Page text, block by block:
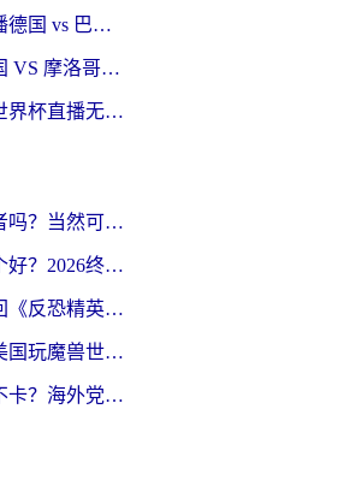
在海外看世界杯直播德国 vs 巴拉圭当前IP受限制？这篇指南帮你轻松解决地区限制
在国外看世界杯法国 VS 摩洛哥仅限中国大陆？别让地域限制拦下你的欢呼
在澳大利亚看抖音世界杯直播无法播放？海外党体育观赛终极指南来了！
身在国外可以玩王者吗？当然可以，但你需要这份“加速”指南
海外游戏加速器哪个好？2026终极指南帮你畅玩国服+解决卡顿难题
身在海外，如何找回《反恐精英：全球攻势》国服的丝滑手感？一份给你的终极指南
从纽约到暴风城：美国玩魔兽世界，如何找到你的最佳网络航线
日本怎么玩奥拉星不卡？海外党国服游戏加速器选择全攻略